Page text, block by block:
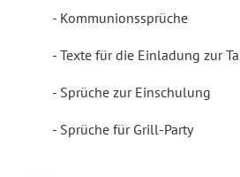
Kommunionssprüche
Texte für die Einladung zur
Sprüche zur Einschulung
Sprüche für Grill-Party